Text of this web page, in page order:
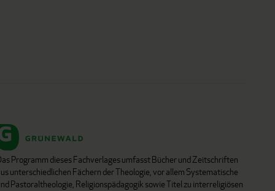
Programm dieses Fachverlages umfasst Bücher und Zeitschriften
unterschiedlichen Fächern der Theologie, vor allem Systematische
Pastoraltheologie, Religionspädagogik sowie Titel zu interreligiösen